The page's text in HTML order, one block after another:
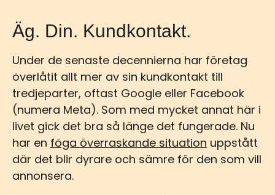
Äg. Din. Kundkontakt.
Under de senaste decennierna har företag
överlåtit allt mer av sin kundkontakt till
tredjeparter, oftast Google eller Facebook
(numera Meta). Som med mycket annat här i
livet gick det bra så länge det fungerade. Nu
har en föga överraskande situation uppstått
där det blir dyrare och sämre för den som vill
annonsera.